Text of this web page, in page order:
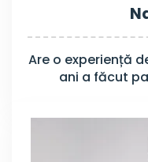
Are o experiență
ani a făcut